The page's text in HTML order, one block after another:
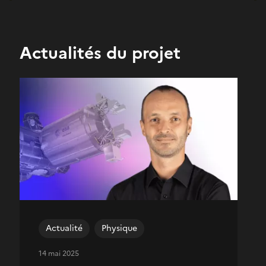
Actualités du projet
Actualité Physique
14 mai 2025